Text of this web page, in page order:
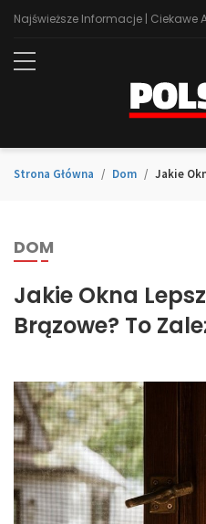
Najświeższe Informacje | Ciekawe
Strona Główna Dom Jakie
DOM
Jakie Okna
Brązowe? To